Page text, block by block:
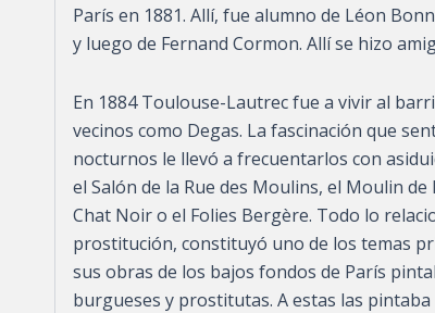
París en 1881. Allí, fue alumno de Léon
y luego de Fernand Cormon. Allí se hizo
En 1884 Toulouse-Lautrec fue a vivir al
vecinos como Degas. La fascinación que
nocturnos le llevó a frecuentarlos con
el Salón de la Rue des Moulins, el Moulin
Chat Noir o el Folies Bergère.​ Todo lo
prostitución, constituyó uno de los temas
sus obras de los bajos fondos de París
burgueses y prostitutas. A estas las